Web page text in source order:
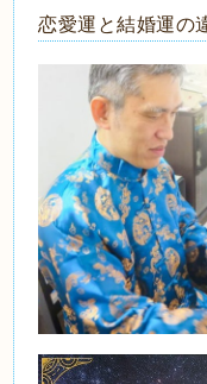
恋愛運と結婚運